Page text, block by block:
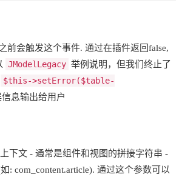
前会触发这个事件. 通过在插件返回false,
JModelLegacy 举例说明，但我们终止了
$this->setError($table-
息输出给用户
下文 - 通常是组件和视图的拼接字符串 -
: com_content.article). 通过这个参数可以